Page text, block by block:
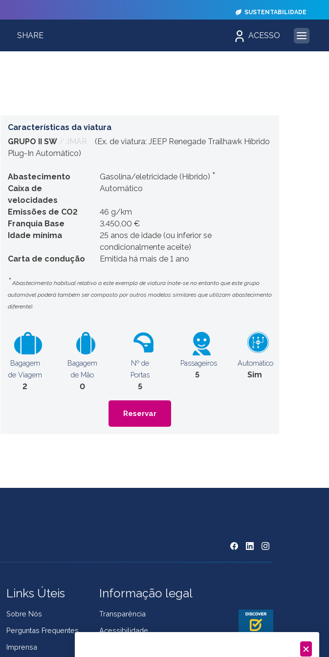
SUSTENTABILIDADE
SHARE ACESSO
Características da viatura
GRUPO II SW / JMAR (Ex. de viatura: JEEP Renegade Trailhawk Híbrido
Plug-In Automático)
Abastecimento Gasolina/eletricidade (Híbrido) *
Caixa de
velocidades
Automático
Emissões de CO2
46 g/km
Franquia Base
3.450,00 €
Idade mínima
25 anos de idade (ou inferior se
condicionalmente aceite)
Carta de condução
Emitida há mais de 1 ano
*Abastecimento habitual relativo a este exemplo de viatura (note-se no entanto que este grupo
automóvel poderá também ser composto por outros modelos similares que utilizam abastecimento
diferente).
Bagagem
de Viagem
2
Bagagem
de Mão
0
Nº de
Portas
5
Passageiros
5
Automático
Sim
Reservar
Links Úteis
Sobre Nós
Perguntas Frequentes
Imprensa
Informação legal
Transparência
Acessibilidade